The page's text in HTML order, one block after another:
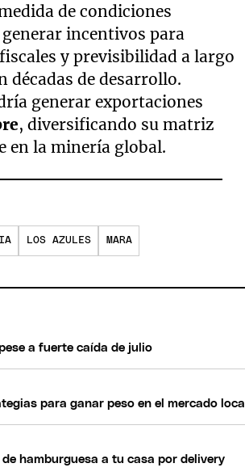
de condiciones
generar incentivos para
y previsibilidad a largo
décadas de desarrollo.
generar exportaciones
, diversificando su matriz
en la minería global.
LOS AZULES MARA
a fuerte caída de julio
para ganar peso en el mercado local
hamburguesa a tu casa por delivery